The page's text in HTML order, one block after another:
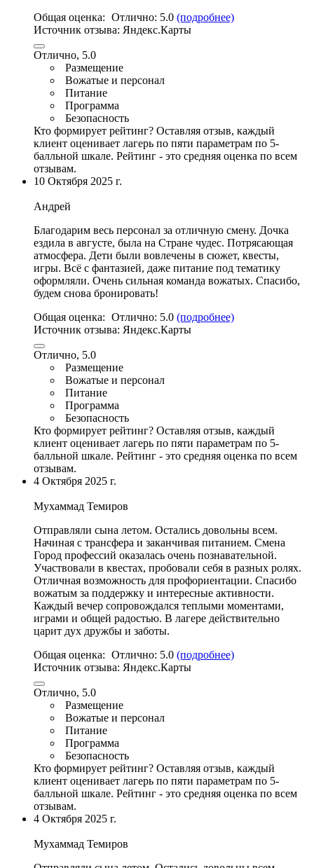
Общая оценка: Отлично: 5.0 (подробнее)
Источник отзыва: Яндекс.Карты
Отлично, 5.0
Размещение
Вожатые и персонал
Питание
Программа
Безопасность
Кто формирует рейтинг? Оставляя отзыв, каждый
клиент оценивает лагерь по пяти параметрам по 5-
балльной шкале. Рейтинг - это средняя оценка по всем
отзывам.
10 Октября 2025 г.
Андрей
Благодарим весь персонал за отличную смену. Дочка
ездила в августе, была на Стране чудес. Потрясающая
атмосфера. Дети были вовлечены в сюжет, квесты,
игры. Всё с фантазией, даже питание под тематику
оформляли. Очень сильная команда вожатых. Спасибо,
будем снова бронировать!
Общая оценка: Отлично: 5.0 (подробнее)
Источник отзыва: Яндекс.Карты
Отлично, 5.0
Размещение
Вожатые и персонал
Питание
Программа
Безопасность
Кто формирует рейтинг? Оставляя отзыв, каждый
клиент оценивает лагерь по пяти параметрам по 5-
балльной шкале. Рейтинг - это средняя оценка по всем
отзывам.
4 Октября 2025 г.
Мухаммад Темиров
Отправляли сына летом. Остались довольны всем.
Начиная с трансфера и заканчивая питанием. Смена
Город профессий оказалась очень познавательной.
Участвовали в квестах, пробовали себя в разных ролях.
Отличная возможность для профориентации. Спасибо
вожатым за поддержку и интересные активности.
Каждый вечер сопровождался теплыми моментами,
играми и общей радостью. В лагере действительно
царит дух дружбы и заботы.
Общая оценка: Отлично: 5.0 (подробнее)
Источник отзыва: Яндекс.Карты
Отлично, 5.0
Размещение
Вожатые и персонал
Питание
Программа
Безопасность
Кто формирует рейтинг? Оставляя отзыв, каждый
клиент оценивает лагерь по пяти параметрам по 5-
балльной шкале. Рейтинг - это средняя оценка по всем
отзывам.
4 Октября 2025 г.
Мухаммад Темиров